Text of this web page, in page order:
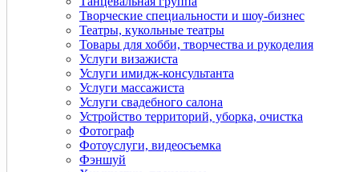
Творческие специальности и шоу-бизнес
Театры, кукольные театры
Товары для хобби, творчества и рукоделия
Услуги визажиста
Услуги имидж-консультанта
Услуги массажиста
Услуги свадебного салона
Устройство территорий, уборка, очистка
Фотограф
Фотоуслуги, видеосъемка
Фэншуй